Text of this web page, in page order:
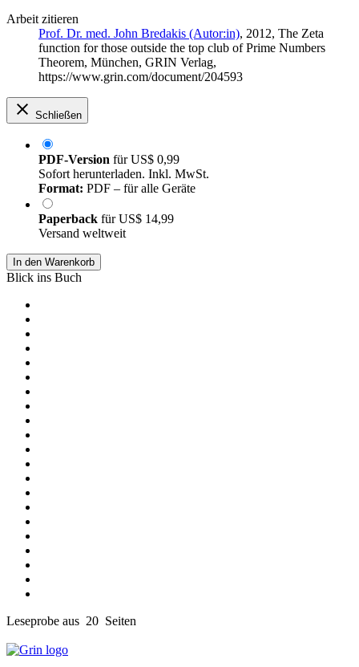
Arbeit zitieren
Prof. Dr. med. John Bredakis (Autor:in), 2012, The Zeta
function for those outside the top club of Prime Numbers
Theorem, München, GRIN Verlag,
https://www.grin.com/document/204593
Schließen
PDF-Version fürUS$ 0,99
Sofort herunterladen. Inkl. MwSt.
Format: PDF – für alle Geräte
Paperback fürUS$ 14,99
Versand weltweit
In den Warenkorb
Blick ins Buch
Leseprobe aus 20 Seiten